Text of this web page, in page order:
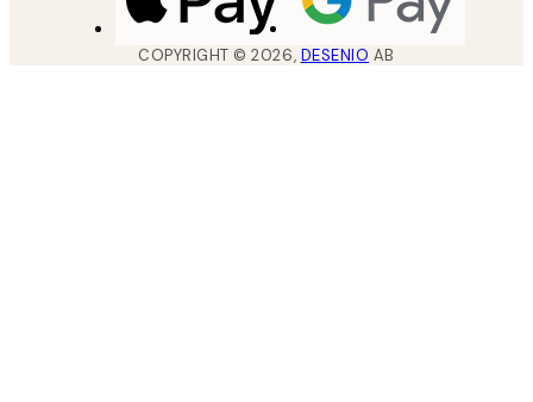
COPYRIGHT ©2026, DESENIO AB